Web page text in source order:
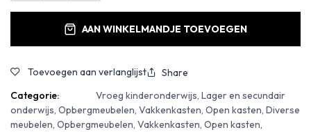
AAN WINKELMANDJE TOEVOEGEN
Toevoegen aan verlanglijst
Share
Categorie:
Vroeg kinderonderwijs, Lager en secundair
onderwijs, Opbergmeubelen, Vakkenkasten, Open kasten, Diverse
meubelen, Opbergmeubelen, Vakkenkasten, Open kasten,